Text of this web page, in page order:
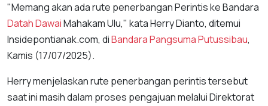
"Memang akan ada rute penerbangan Perintis ke Bandara
Datah DawaiMahakam Ulu," kata Herry Dianto, ditemui
Insidepontianak.com, diBandara Pangsuma Putussibau,
Kamis (17/07/2025).
Herry menjelaskan rute penerbangan perintis tersebut
saat ini masih dalam proses pengajuan melalui Direktorat